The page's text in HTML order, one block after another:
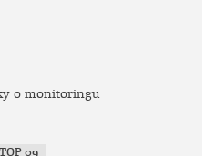
o monitoringu
TOP 09